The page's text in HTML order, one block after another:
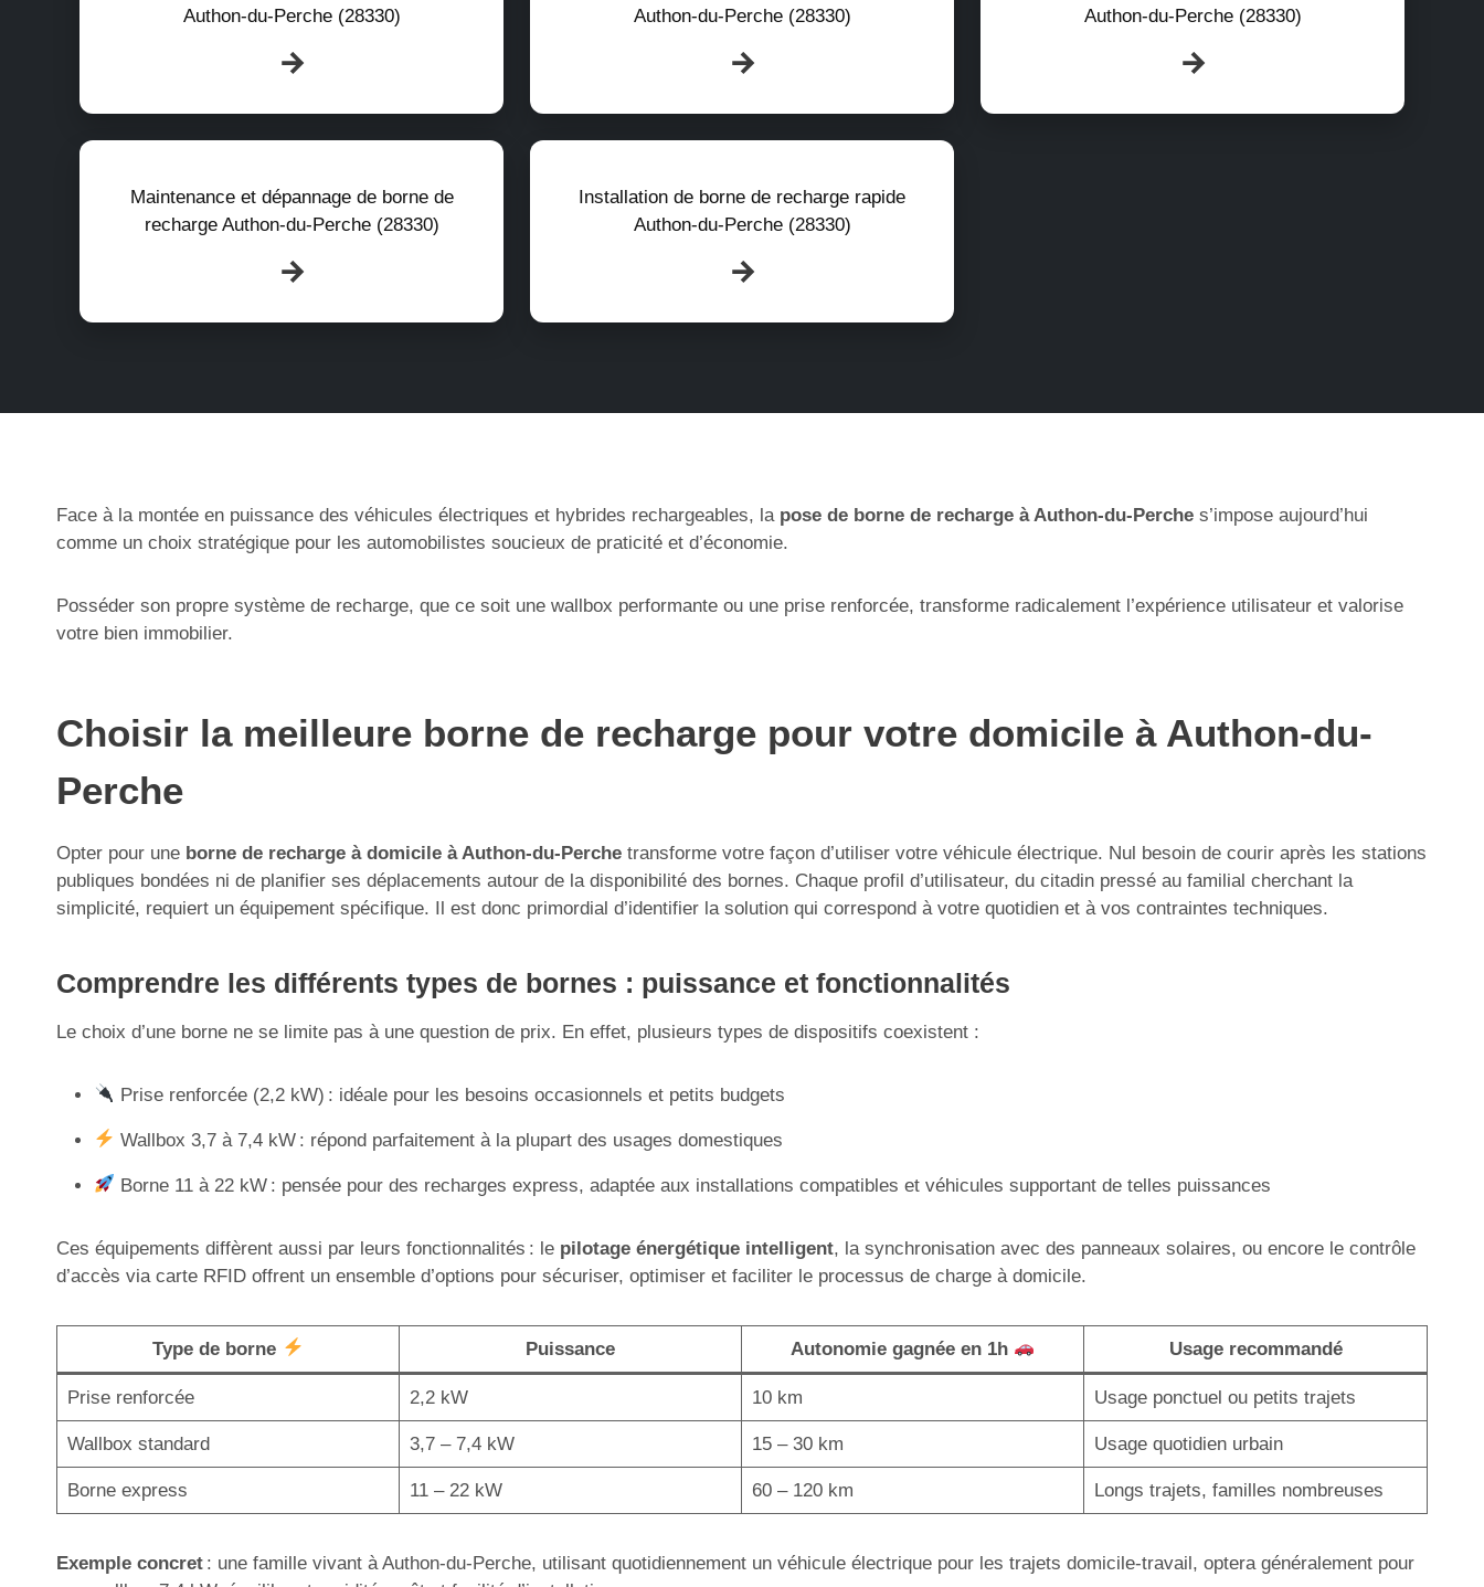
Authon-du-Perche (28330)
Authon-du-Perche (28330)
Authon-du-Perche (28330)
Maintenance et dépannage de borne de
recharge Authon-du-Perche (28330)
Installation de borne de recharge rapide
Authon-du-Perche (28330)
Face à la montée en puissance des véhicules électriques et hybrides rechargeables, la pose de borne de recharge à Authon-du-Perche s’impose aujourd’hui
comme un choix stratégique pour les automobilistes soucieux de praticité et d’économie.
Posséder son propre système de recharge, que ce soit une wallbox performante ou une prise renforcée, transforme radicalement l’expérience utilisateur et valorise
votre bien immobilier.
Choisir la meilleure borne de recharge pour votre domicile à Authon-du-
Perche
Opter pour une borne de recharge à domicile à Authon-du-Perche transforme votre façon d’utiliser votre véhicule électrique. Nul besoin de courir après les stations
publiques bondées ni de planifier ses déplacements autour de la disponibilité des bornes. Chaque profil d’utilisateur, du citadin pressé au familial cherchant la
simplicité, requiert un équipement spécifique. Il est donc primordial d’identifier la solution qui correspond à votre quotidien et à vos contraintes techniques.
Comprendre les différents types de bornes : puissance et fonctionnalités
Le choix d’une borne ne se limite pas à une question de prix. En effet, plusieurs types de dispositifs coexistent :
Prise renforcée (2,2 kW) : idéale pour les besoins occasionnels et petits budgets
Wallbox 3,7 à 7,4 kW : répond parfaitement à la plupart des usages domestiques
Borne 11 à 22 kW : pensée pour des recharges express, adaptée aux installations compatibles et véhicules supportant de telles puissances
Ces équipements diffèrent aussi par leurs fonctionnalités : le pilotage énergétique intelligent, la synchronisation avec des panneaux solaires, ou encore le contrôle
d’accès via carte RFID offrent un ensemble d’options pour sécuriser, optimiser et faciliter le processus de charge à domicile.
Type de borne Puissance Autonomie gagnée en 1h Usage recommandé
Prise renforcée 2,2 kW 10 km Usage ponctuel ou petits trajets
Wallbox standard 3,7 – 7,4 kW 15 – 30 km Usage quotidien urbain
Borne express 11 – 22 kW 60 – 120 km Longs trajets, familles nombreuses
Exemple concret : une famille vivant à Authon-du-Perche, utilisant quotidiennement un véhicule électrique pour les trajets domicile-travail, optera généralement pour